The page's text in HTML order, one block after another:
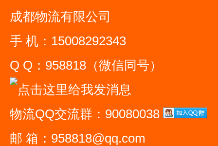
成都物流有限公司
手 机：15008292343
Q Q：958818（微信同号）
物流QQ交流群：90080038
邮 箱：958818@qq.com